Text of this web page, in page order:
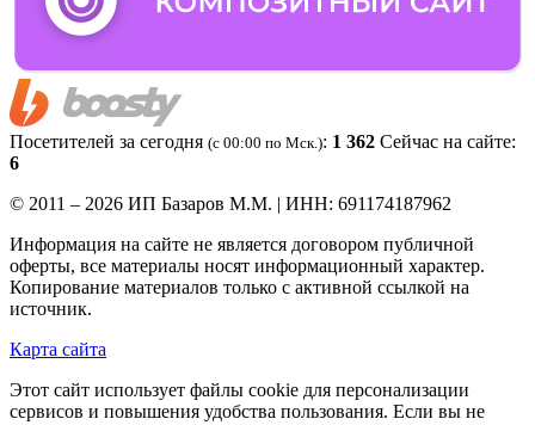
Посетителей за сегодня (c 00:00 по Мск.): 1 362 Сейчас на сайте:
6
© 2011 – 2026 ИП Базаров М.М. | ИНН: 691174187962
Информация на сайте не является договором публичной
оферты, все материалы носят информационный характер.
Копирование материалов только с активной ссылкой на
источник.
Карта сайта
Этот сайт использует файлы cookie для персонализации
сервисов и повышения удобства пользования. Если вы не